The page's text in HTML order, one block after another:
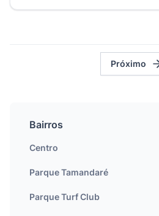
Próximo
Bairros
Centro
Parque Tamandaré
Parque Turf Club